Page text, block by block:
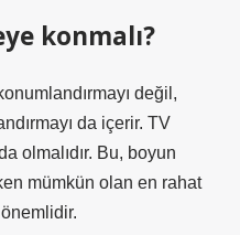
konmalı?
değil,
da içerir. TV
olmalıdır. Bu, boyun
mümkün olan en rahat